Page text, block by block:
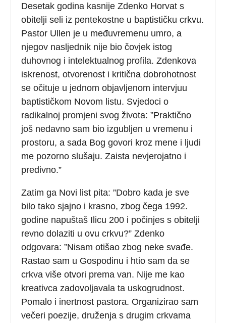
Desetak godina kasnije Zdenko Horvat s
obitelji seli iz pentekostne u baptističku crkvu.
Pastor Ullen je u međuvremenu umro, a
njegov nasljednik nije bio čovjek istog
duhovnog i intelektualnog profila. Zdenkova
iskrenost, otvorenost i kritična dobrohotnost
se očituje u jednom objavljenom intervjuu
baptističkom Novom listu. Svjedoci o
radikalnoj promjeni svog života: ”Praktično
još nedavno sam bio izgubljen u vremenu i
prostoru, a sada Bog govori kroz mene i ljudi
me pozorno slušaju. Zaista nevjerojatno i
predivno.”
Zatim ga Novi list pita: ”Dobro kada je sve
bilo tako sjajno i krasno, zbog čega 1992.
godine napuštaš Ilicu 200 i počinjes s obitelji
revno dolaziti u ovu crkvu?” Zdenko
odgovara: ”Nisam otišao zbog neke svađe.
Rastao sam u Gospodinu i htio sam da se
crkva više otvori prema van. Nije me kao
kreativca zadovoljavala ta uskogrudnost.
Pomalo i inertnost pastora. Organizirao sam
večeri poezije, druženja s drugim crkvama